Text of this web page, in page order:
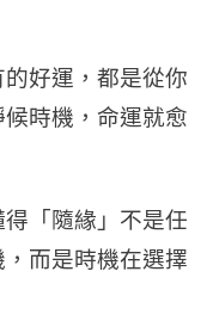
好運，都是從你
時機，命運就愈
得「隨緣」不是任
而是時機在選擇